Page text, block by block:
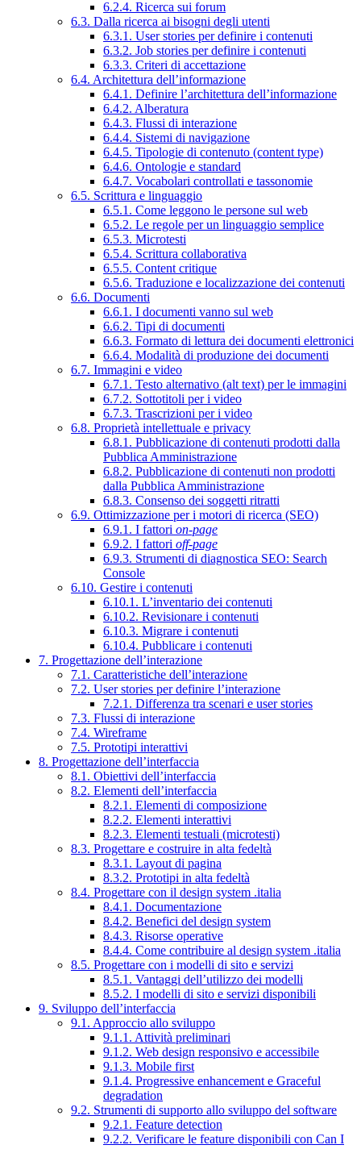
6.2.4. Ricerca sui forum
6.3. Dalla ricerca ai bisogni degli utenti
6.3.1. User stories per definire i contenuti
6.3.2. Job stories per definire i contenuti
6.3.3. Criteri di accettazione
6.4. Architettura dell’informazione
6.4.1. Definire l’architettura dell’informazione
6.4.2. Alberatura
6.4.3. Flussi di interazione
6.4.4. Sistemi di navigazione
6.4.5. Tipologie di contenuto (content type)
6.4.6. Ontologie e standard
6.4.7. Vocabolari controllati e tassonomie
6.5. Scrittura e linguaggio
6.5.1. Come leggono le persone sul web
6.5.2. Le regole per un linguaggio semplice
6.5.3. Microtesti
6.5.4. Scrittura collaborativa
6.5.5. Content critique
6.5.6. Traduzione e localizzazione dei contenuti
6.6. Documenti
6.6.1. I documenti vanno sul web
6.6.2. Tipi di documenti
6.6.3. Formato di lettura dei documenti elettronici
6.6.4. Modalità di produzione dei documenti
6.7. Immagini e video
6.7.1. Testo alternativo (alt text) per le immagini
6.7.2. Sottotitoli per i video
6.7.3. Trascrizioni per i video
6.8. Proprietà intellettuale e privacy
6.8.1. Pubblicazione di contenuti prodotti dalla
Pubblica Amministrazione
6.8.2. Pubblicazione di contenuti non prodotti
dalla Pubblica Amministrazione
6.8.3. Consenso dei soggetti ritratti
6.9. Ottimizzazione per i motori di ricerca (SEO)
6.9.1. I fattori on-page
6.9.2. I fattori off-page
6.9.3. Strumenti di diagnostica SEO: Search
Console
6.10. Gestire i contenuti
6.10.1. L’inventario dei contenuti
6.10.2. Revisionare i contenuti
6.10.3. Migrare i contenuti
6.10.4. Pubblicare i contenuti
7. Progettazione dell’interazione
7.1. Caratteristiche dell’interazione
7.2. User stories per definire l’interazione
7.2.1. Differenza tra scenari e user stories
7.3. Flussi di interazione
7.4. Wireframe
7.5. Prototipi interattivi
8. Progettazione dell’interfaccia
8.1. Obiettivi dell’interfaccia
8.2. Elementi dell’interfaccia
8.2.1. Elementi di composizione
8.2.2. Elementi interattivi
8.2.3. Elementi testuali (microtesti)
8.3. Progettare e costruire in alta fedeltà
8.3.1. Layout di pagina
8.3.2. Prototipi in alta fedeltà
8.4. Progettare con il design system .italia
8.4.1. Documentazione
8.4.2. Benefici del design system
8.4.3. Risorse operative
8.4.4. Come contribuire al design system .italia
8.5. Progettare con i modelli di sito e servizi
8.5.1. Vantaggi dell’utilizzo dei modelli
8.5.2. I modelli di sito e servizi disponibili
9. Sviluppo dell’interfaccia
9.1. Approccio allo sviluppo
9.1.1. Attività preliminari
9.1.2. Web design responsivo e accessibile
9.1.3. Mobile first
9.1.4. Progressive enhancement e Graceful
degradation
9.2. Strumenti di supporto allo sviluppo del software
9.2.1. Feature detection
9.2.2. Verificare le feature disponibili con Can I